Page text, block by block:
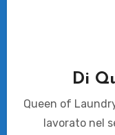
Di
Queen of
lavorato nel